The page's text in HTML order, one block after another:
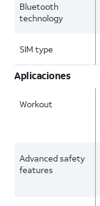
Bluetooth
technology
SIM type
Aplicaciones
Workout
Advanced safety
features